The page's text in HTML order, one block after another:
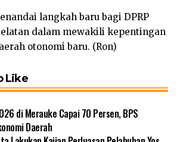
langkah baru bagi DPRP
dalam mewakili kepentingan
otonomi baru. (Ron)
Like
di Merauke Capai 70 Persen, BPS
Daerah